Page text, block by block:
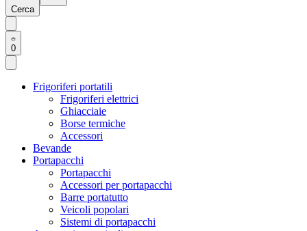
Cerca
0
Frigoriferi portatili
Frigoriferi elettrici
Ghiacciaie
Borse termiche
Accessori
Bevande
Portapacchi
Portapacchi
Accessori per portapacchi
Barre portatutto
Veicoli popolari
Sistemi di portapacchi